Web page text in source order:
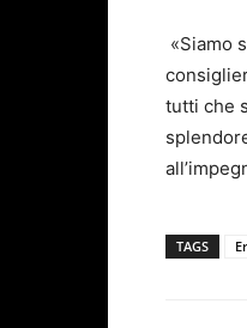
«Siamo
tutti che
TAGS